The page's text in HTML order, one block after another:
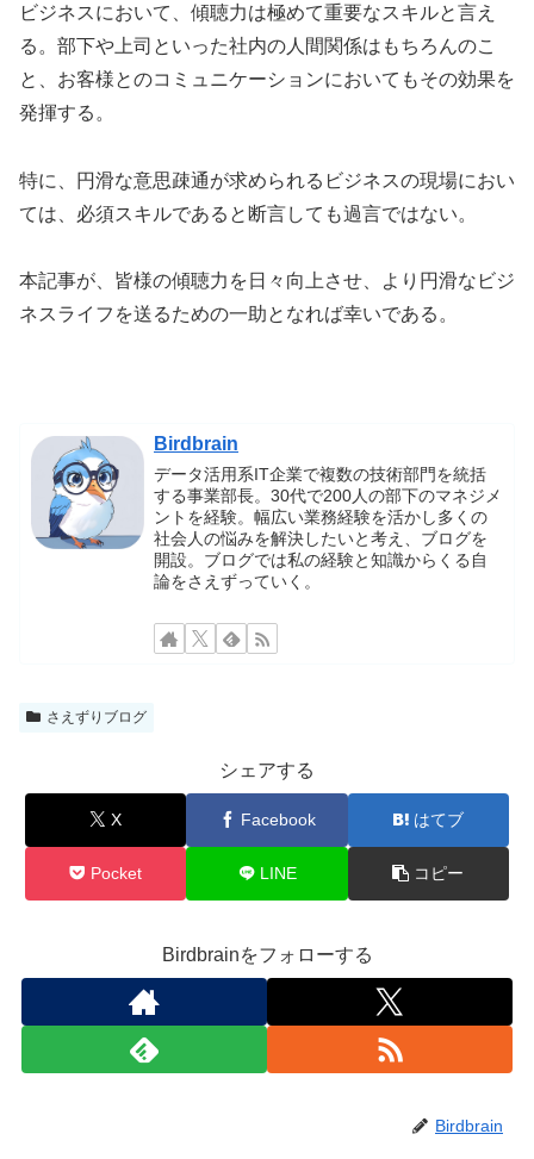
ビジネスにおいて、傾聴力は極めて重要なスキルと言え
る。部下や上司といった社内の人間関係はもちろんのこ
と、お客様とのコミュニケーションにおいてもその効果を
発揮する。
特に、円滑な意思疎通が求められるビジネスの現場におい
ては、必須スキルであると断言しても過言ではない。
本記事が、皆様の傾聴力を日々向上させ、より円滑なビジ
ネスライフを送るための一助となれば幸いである。
Birdbrain
データ活用系IT企業で複数の技術部門を統括
する事業部長。30代で200人の部下のマネジメ
ントを経験。幅広い業務経験を活かし多くの
社会人の悩みを解決したいと考え、ブログを
開設。ブログでは私の経験と知識からくる自
論をさえずっていく。
さえずりブログ
シェアする
X Facebook はてブ
Pocket LINE コピー
Birdbrainをフォローする
Birdbrain